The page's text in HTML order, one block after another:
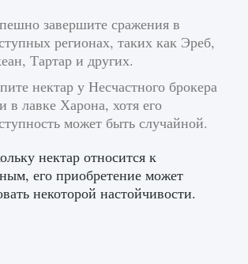
и «Интер» в EA FC 25
2 064 0 1
завершите сражения в
регионах, таких как Эреб,
Тартар и других.
нектар у Несчастного брокера
в лавке Харона, хотя его
может быть случайной.
нектар относится к
его приобретение может
некоторой настойчивости.